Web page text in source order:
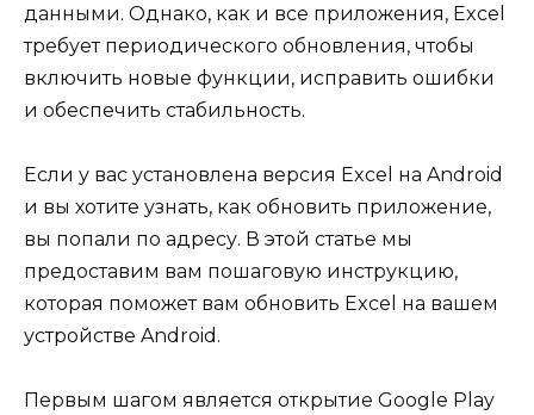
данными. Однако, как и все приложения, Excel
требует периодического обновления, чтобы
включить новые функции, исправить ошибки
и обеспечить стабильность.
Если у вас установлена версия Excel на Android
и вы хотите узнать, как обновить приложение,
вы попали по адресу. В этой статье мы
предоставим вам пошаговую инструкцию,
которая поможет вам обновить Excel на вашем
устройстве Android.
Первым шагом является открытие Google Play